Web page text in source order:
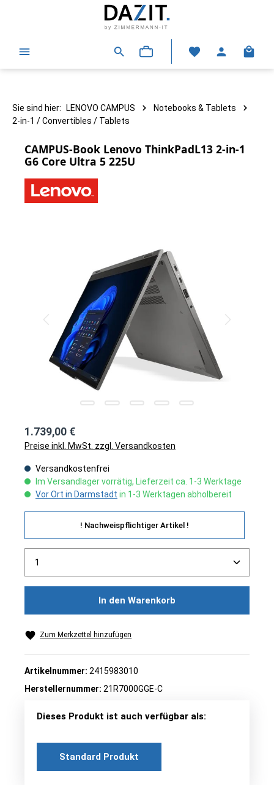
Sie sind hier: LENOVO CAMPUS
Notebooks & Tablets
2-in-1 / Convertibles / Tablets
CAMPUS-Book Lenovo ThinkPadL13 2-in-1
G6 Core Ultra 5 225U
1.739,00 €
Preise inkl. MwSt. zzgl. Versandkosten
Versandkostenfrei
Im Versandlager vorrätig, Lieferzeit ca. 1-3 Werktage
Vor Ort in Darmstadt in 1-3 Werktagen abholbereit
! Nachweispflichtiger Artikel !
Produkt Anzahl: Gib den gewünschten Wert ein
In den Warenkorb
Zum Merkzettel hinzufügen
Artikelnummer: 2415983010
Herstellernummer: 21R7000GGE-C
Dieses Produkt ist auch verfügbar als:
Standard Produkt